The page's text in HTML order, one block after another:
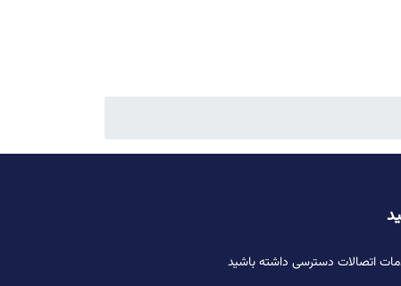
اتصالات دسترسی داشته باشید